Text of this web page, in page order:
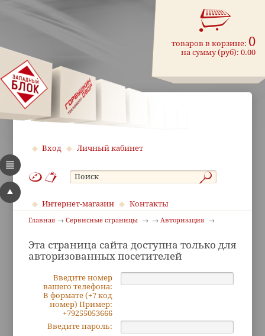
товаров в корзине: 0
на сумму (руб):0.00
Вход Личный кабинет
Интернет-магазин Контакты
Главная Сервисные страницы Авторизация
Эта страница сайта доступна только для
авторизованных посетителей
Введите номер
вашего телефона:
В формате (+7 код
номер) Пример:
+79255053666
Введите пароль: